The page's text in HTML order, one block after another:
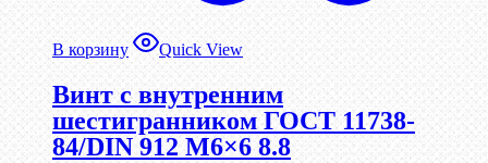
В корзину Quick View
Винт c внутренним
шестигранником ГОСТ 11738-
84/DIN 912 М6×6 8.8